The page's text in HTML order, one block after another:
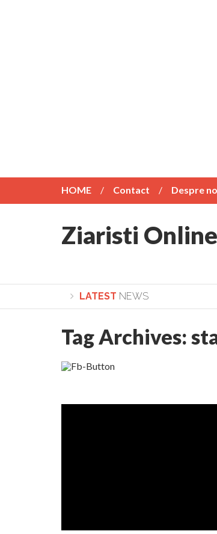
HOME Contact Despre
Ziaristi Online
LATEST NEWS
Lepădarea de sine și urmarea lui
Tag Archives: